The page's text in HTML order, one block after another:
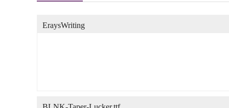
EraysWriting